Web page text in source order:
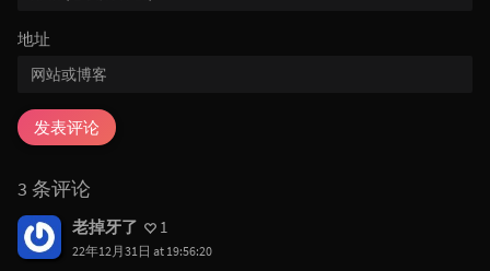
地址
发表评论
3 条评论
老掉牙了 1
22年12月31日 at 19:56:20